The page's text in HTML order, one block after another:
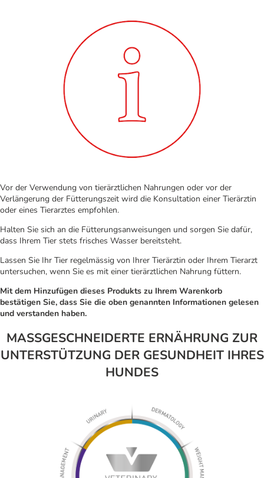
Vor der Verwendung von tierärztlichen Nahrungen oder vor der
Verlängerung der Fütterungszeit wird die Konsultation einer Tierärztin
oder eines Tierarztes empfohlen.
Halten Sie sich an die Fütterungsanweisungen und sorgen Sie dafür,
dass Ihrem Tier stets frisches Wasser bereitsteht.
Lassen Sie Ihr Tier regelmässig von Ihrer Tierärztin oder Ihrem Tierarzt
untersuchen, wenn Sie es mit einer tierärztlichen Nahrung füttern.
Mit dem Hinzufügen dieses Produkts zu Ihrem Warenkorb
bestätigen Sie, dass Sie die oben genannten Informationen gelesen
und verstanden haben.
MASSGESCHNEIDERTE ERNÄHRUNG ZUR
UNTERSTÜTZUNG DER GESUNDHEIT IHRES
HUNDES